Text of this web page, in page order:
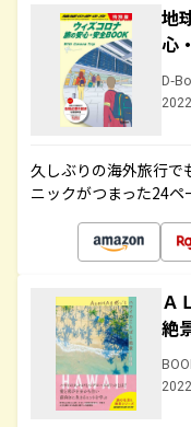
地
心
D-
久しぶりの海外旅行で
ニックがつまった24
Ａ
絶